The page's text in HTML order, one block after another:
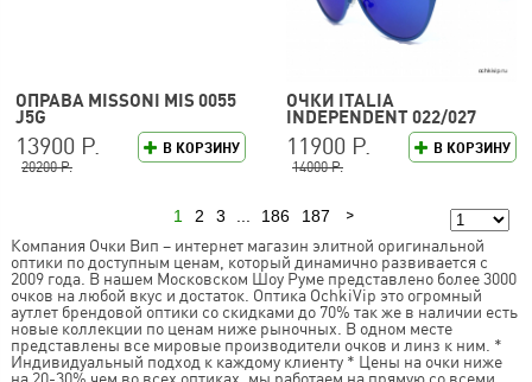
ОПРАВА MISSONI MIS 0055
J5G
В КОРЗИНУ
13900 Р.
20200 Р.
ОЧКИ ITALIA
INDEPENDENT 022/027
В КОРЗИНУ
11900 Р.
14000 Р.
1 2 3 186 187
Компания Очки Вип – интернет магазин элитной оригинальной
оптики по доступным ценам, который динамично развивается с
2009 года. В нашем Московском Шоу Руме представлено более 3000
очков на любой вкус и достаток. Оптика OchkiVip это огромный
аутлет брендовой оптики со скидками до 70% так же в наличии есть
новые коллекции по ценам ниже рыночных. В одном месте
представлены все мировые производители очков и линз к ним. *
Индивидуальный подход к каждому клиенту * Цены на очки ниже